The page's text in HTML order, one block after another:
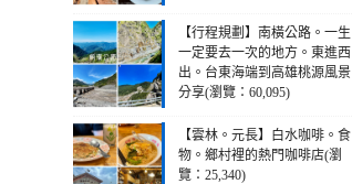
【行程規劃】南橫公路。一生
一定要去一次的地方。東進西
出。台東海端到高雄桃源風景
分享(瀏覽：60,095)
【雲林。元長】白水咖啡。食
物。鄉村裡的熱門咖啡店(瀏
覽：25,340)